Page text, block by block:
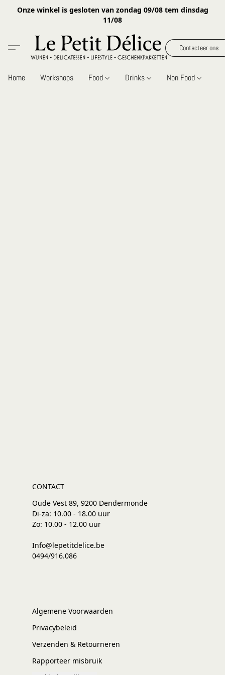
Onze winkel is gesloten van zondag 09/08 tem dinsdag
11/08
Contacteer ons
Home Workshops Food Drinks Non Food
CONTACT
Oude Vest 89, 9200 Dendermonde
Di-za: 10.00 - 18.00 uur
Zo: 10.00 - 12.00 uur
Info@lepetitdelice.be
0494/916.086
Algemene Voorwaarden
Privacybeleid
Verzenden & Retourneren
Rapporteer misbruik